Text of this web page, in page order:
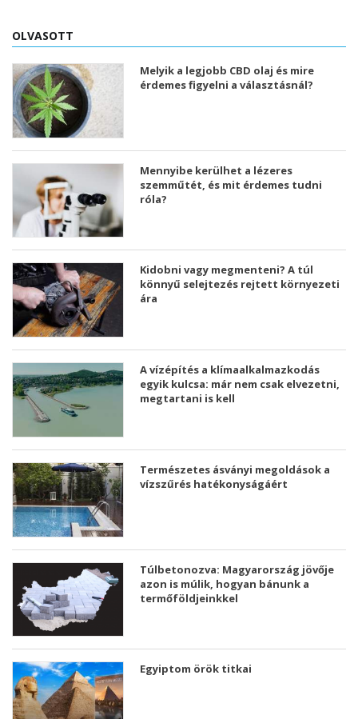
OLVASOTT
Melyik a legjobb CBD olaj és mire
érdemes figyelni a választásnál?
Mennyibe kerülhet a lézeres
szemműtét, és mit érdemes tudni
róla?
Kidobni vagy megmenteni? A túl
könnyű selejtezés rejtett környezeti
ára
A vízépítés a klímaalkalmazkodás
egyik kulcsa: már nem csak elvezetni,
megtartani is kell
Természetes ásványi megoldások a
vízszűrés hatékonyságáért
Túlbetonozva: Magyarország jövője
azon is múlik, hogyan bánunk a
termőföldjeinkkel
Egyiptom örök titkai